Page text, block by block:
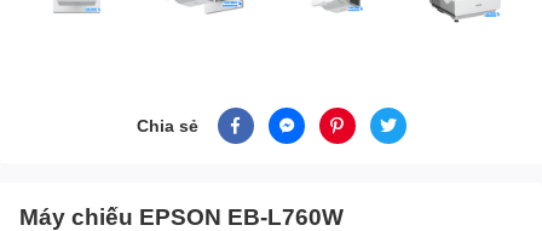
Chia sẻ
Máy chiếu EPSON EB-L760W